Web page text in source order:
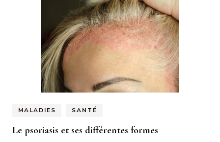
MALADIES SANTÉ
Le psoriasis et ses différentes formes